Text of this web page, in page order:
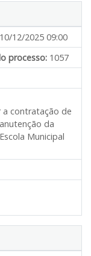
10/12/2025 09:00
processo: 1057
contratação de
da
Municipal